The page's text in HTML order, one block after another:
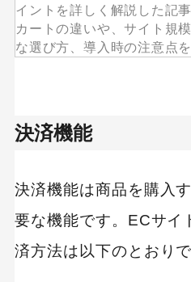
イントを詳しく解説した記
カートの違いや、サイト規
な選び方、導入時の注意点
決済機能
決済機能は商品を購入
要な機能です。ECサイ
済方法は以下のとおりで